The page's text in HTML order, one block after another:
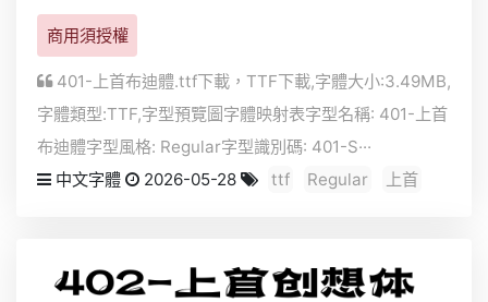
商用須授權
401-上首布迪體.ttf下載， TTF下載,字體大小:3.49MB,
字體類型:TTF,字型預覽圖字體映射表字型名稱: 401-上首
布迪體字型風格: Regular字型識別碼: 401-S···
中文字體
2026-05-28 ttf Regular 上首